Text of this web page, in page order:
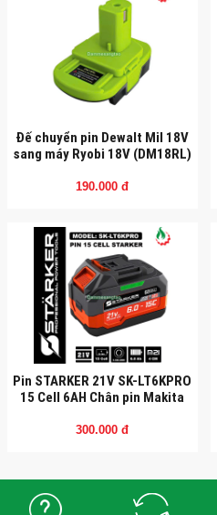
Đế chuyển pin Dewalt Mil 18V
sang máy Ryobi 18V (DM18RL)
190.000 đ
Pin STARKER 21V SK-LT6KPRO
15 Cell 6AH Chân pin Makita
300.000 đ